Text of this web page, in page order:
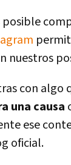
posible
nuestros
con algo
una causa
ese
oficial.